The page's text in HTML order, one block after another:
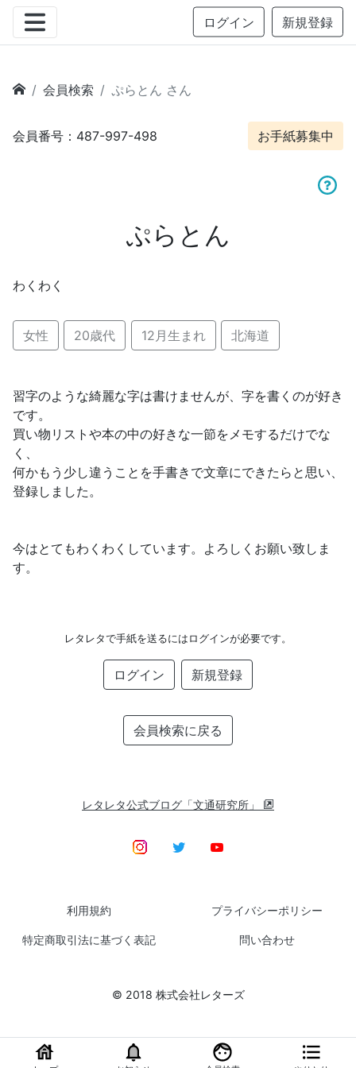
ログイン 新規登録
会員検索 ぷらとん さん
会員番号：487-997-498 お手紙募集中
ぷらとん
わくわく
女性 20歳代 12月生まれ 北海道
習字のような綺麗な字は書けませんが、字を書くのが好き
です。
買い物リストや本の中の好きな一節をメモするだけでな
く、
何かもう少し違うことを手書きで文章にできたらと思い、
登録しました。
今はとてもわくわくしています。よろしくお願い致しま
す。
レタレタで手紙を送るにはログインが必要です。
ログイン 新規登録
会員検索に戻る
レタレタ公式ブログ「文通研究所」
利用規約 プライバシーポリシー
特定商取引法に基づく表記 問い合わせ
© 2018 株式会社レターズ